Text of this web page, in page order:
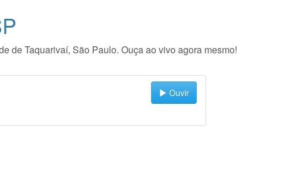
de Taquarivaí, São Paulo. Ouça ao vivo agora mesmo!
Ouvir